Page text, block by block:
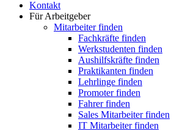
Kontakt
Für Arbeitgeber
Mitarbeiter finden
Fachkräfte finden
Werkstudenten finden
Aushilfskräfte finden
Praktikanten finden
Lehrlinge finden
Promoter finden
Fahrer finden
Sales Mitarbeiter finden
IT Mitarbeiter finden